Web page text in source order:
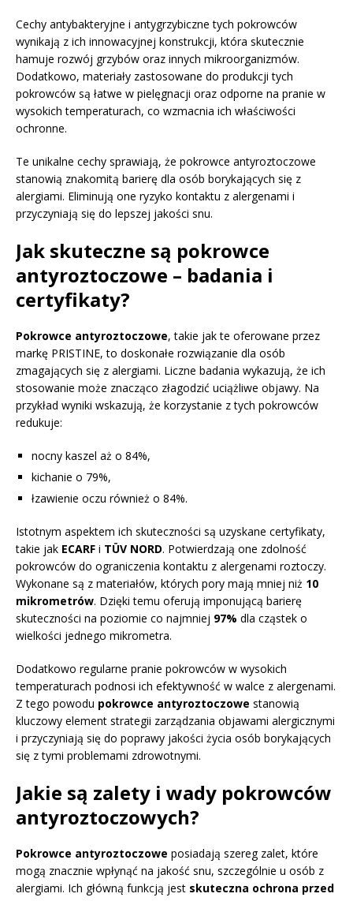
Cechy antybakteryjne i antygrzybiczne tych pokrowców
wynikają z ich innowacyjnej konstrukcji, która skutecznie
hamuje rozwój grzybów oraz innych mikroorganizmów.
Dodatkowo, materiały zastosowane do produkcji tych
pokrowców są łatwe w pielęgnacji oraz odporne na pranie w
wysokich temperaturach, co wzmacnia ich właściwości
ochronne.
Te unikalne cechy sprawiają, że pokrowce antyroztoczowe
stanowią znakomitą barierę dla osób borykających się z
alergiami. Eliminują one ryzyko kontaktu z alergenami i
przyczyniają się do lepszej jakości snu.
Jak skuteczne są pokrowce
antyroztoczowe – badania i
certyfikaty?
Pokrowce antyroztoczowe, takie jak te oferowane przez
markę PRISTINE, to doskonałe rozwiązanie dla osób
zmagających się z alergiami. Liczne badania wykazują, że ich
stosowanie może znacząco złagodzić uciążliwe objawy. Na
przykład wyniki wskazują, że korzystanie z tych pokrowców
redukuje:
nocny kaszel aż o 84%,
kichanie o 79%,
łzawienie oczu również o 84%.
Istotnym aspektem ich skuteczności są uzyskane certyfikaty,
takie jak ECARF i TÜV NORD. Potwierdzają one zdolność
pokrowców do ograniczenia kontaktu z alergenami roztoczy.
Wykonane są z materiałów, których pory mają mniej niż 10
mikrometrów. Dzięki temu oferują imponującą barierę
skuteczności na poziomie co najmniej 97% dla cząstek o
wielkości jednego mikrometra.
Dodatkowo regularne pranie pokrowców w wysokich
temperaturach podnosi ich efektywność w walce z alergenami.
Z tego powodu pokrowce antyroztoczowe stanowią
kluczowy element strategii zarządzania objawami alergicznymi
i przyczyniają się do poprawy jakości życia osób borykających
się z tymi problemami zdrowotnymi.
Jakie są zalety i wady pokrowców
antyroztoczowych?
Pokrowce antyroztoczowe posiadają szereg zalet, które
mogą znacznie wpłynąć na jakość snu, szczególnie u osób z
alergiami. Ich główną funkcją jest skuteczna ochrona przed